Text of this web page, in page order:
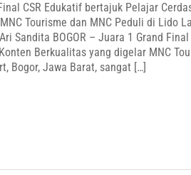
CSR Edukatif bertajuk Pelajar
Tourisme dan MNC Peduli di Lido
Sandita BOGOR – Juara 1 Grand
Berkualitas yang digelar MNC
Bogor, Jawa Barat, sangat […]